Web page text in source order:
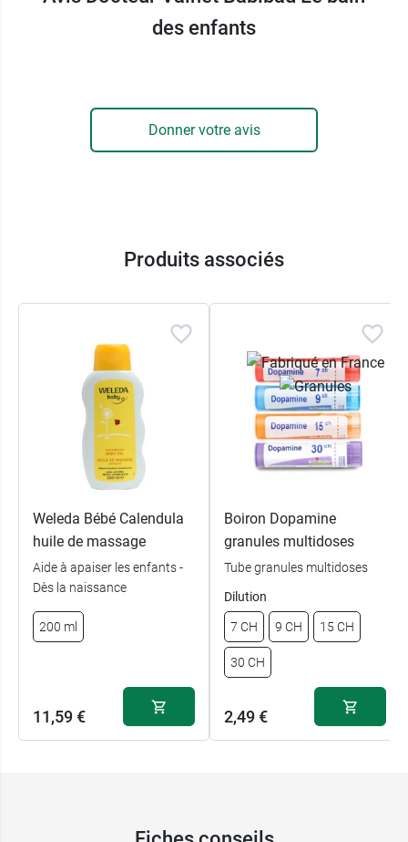
qui permet d’amener doucement l’enfant à se
détendre pour qu’il passe unenuit calme, sans
hiver pour lutter contre les affections typiques
comme le rhume, la sinusite ou la bronchite.
Huiles essentielles 100 % bio
Biobadol Bain relaxant Bio
Docteur Valnet
Conditionnement : Flacon de 100 ml
des enfants
Donner votre avis
Produits associés
Weleda Bébé Calendula
huile de massage
Aide à apaiser les enfants -
Dès la naissance
200 ml
11,59 €
Boiron Dopamine
granules multidoses
Tube granules multidoses
Dilution
7 CH 9 CH 15 CH
30 CH
2,49 €